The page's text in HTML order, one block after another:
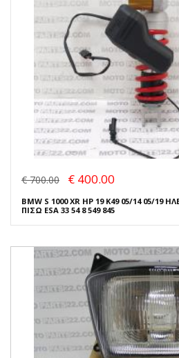
€ 700.00 € 400.00
BMW S 1000 XR HP 19 K49 05/14 05/
ΠΙΣΩ ESA 33 54 8 549 845